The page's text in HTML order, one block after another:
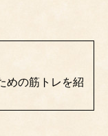
めの筋トレを紹